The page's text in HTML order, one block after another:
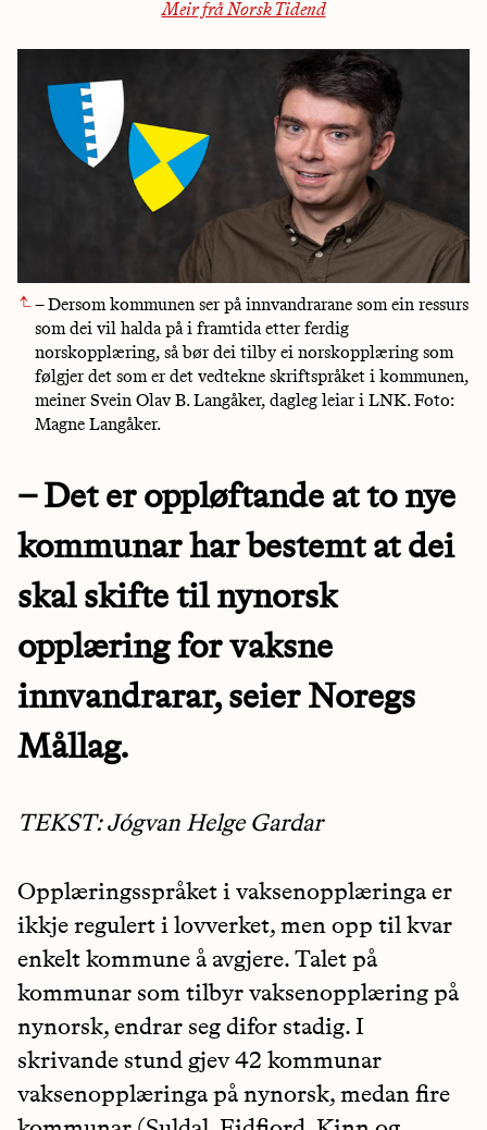
Meir frå Norsk Tidend
– Dersom kommunen ser på innvandrarane som ein ressurs
som dei vil halda på i framtida etter ferdig
norskopplæring, så bør dei tilby ei norskopplæring som
følgjer det som er det vedtekne skriftspråket i kommunen,
meiner Svein Olav B. Langåker, dagleg leiar i LNK. Foto:
Magne Langåker.
– Det er oppløftande at to nye
kommunar har bestemt at dei
skal skifte til nynorsk
opplæring for vaksne
innvandrarar, seier Noregs
Mållag.
TEKST: Jógvan Helge Gardar
Opplæringsspråket i vaksenopplæringa er
ikkje regulert i lovverket, men opp til kvar
enkelt kommune å avgjere. Talet på
kommunar som tilbyr vaksenopplæring på
nynorsk, endrar seg difor stadig. I
skrivande stund gjev 42 kommunar
vaksenopplæringa på nynorsk, medan fire